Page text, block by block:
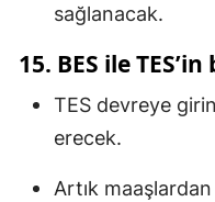
sağlanacak.
15. BES ile
TES devreye
erecek.
Artık maaşlardan